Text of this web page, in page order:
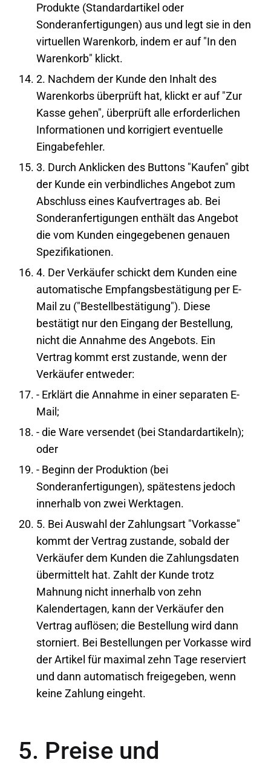
Produkte (Standardartikel oder
Sonderanfertigungen) aus und legt sie in den
virtuellen Warenkorb, indem er auf "In den
Warenkorb" klickt.
2. Nachdem der Kunde den Inhalt des
Warenkorbs überprüft hat, klickt er auf "Zur
Kasse gehen", überprüft alle erforderlichen
Informationen und korrigiert eventuelle
Eingabefehler.
3. Durch Anklicken des Buttons "Kaufen" gibt
der Kunde ein verbindliches Angebot zum
Abschluss eines Kaufvertrages ab. Bei
Sonderanfertigungen enthält das Angebot
die vom Kunden eingegebenen genauen
Spezifikationen.
4. Der Verkäufer schickt dem Kunden eine
automatische Empfangsbestätigung per E-
Mail zu ("Bestellbestätigung"). Diese
bestätigt nur den Eingang der Bestellung,
nicht die Annahme des Angebots. Ein
Vertrag kommt erst zustande, wenn der
Verkäufer entweder:
- Erklärt die Annahme in einer separaten E-
Mail;
- die Ware versendet (bei Standardartikeln);
oder
- Beginn der Produktion (bei
Sonderanfertigungen), spätestens jedoch
innerhalb von zwei Werktagen.
5. Bei Auswahl der Zahlungsart "Vorkasse"
kommt der Vertrag zustande, sobald der
Verkäufer dem Kunden die Zahlungsdaten
übermittelt hat. Zahlt der Kunde trotz
Mahnung nicht innerhalb von zehn
Kalendertagen, kann der Verkäufer den
Vertrag auflösen; die Bestellung wird dann
storniert. Bei Bestellungen per Vorkasse wird
der Artikel für maximal zehn Tage reserviert
und dann automatisch freigegeben, wenn
keine Zahlung eingeht.
5. Preise und